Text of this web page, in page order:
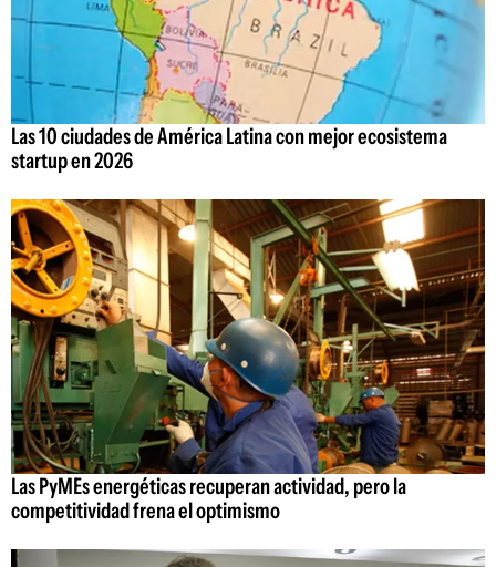
Las 10 ciudades de América Latina con mejor ecosistema
startup en 2026
Las PyMEs energéticas recuperan actividad, pero la
competitividad frena el optimismo